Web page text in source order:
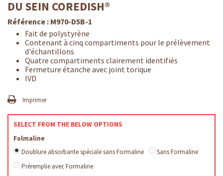
DU SEIN COREDISH®
Référence : M970-D5B-1
Fait de polystyrène
Contenantà cinq compartiments pour le prélèvement
d'échantillons
Quatre compartiments clairement identifiés
Fermeture étanche avec joint torique
IVD
Imprimer
SELECT FROM THE BELOW OPTIONS
Folmaline
Doublure absorbante spéciale sans Formaline
Sans Formaline
Préremplie avec Formaline